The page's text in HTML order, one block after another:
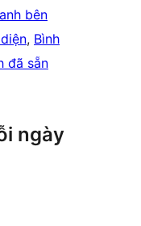
bên
, Bình
đã sẵn
ngày